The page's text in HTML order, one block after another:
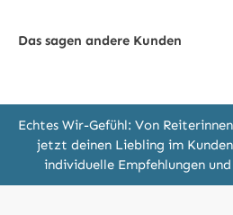
Das sagen andere Kunden
Echtes Wir-Gefühl: Von
jetzt deinen Liebling im
individuelle Empfehlungen